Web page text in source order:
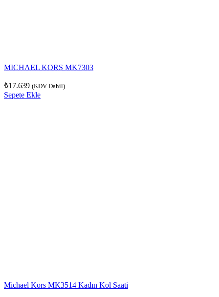
MICHAEL KORS MK7303
₺17.639 (KDV Dahil)
Sepete Ekle
Michael Kors MK3514 Kadın Kol Saati